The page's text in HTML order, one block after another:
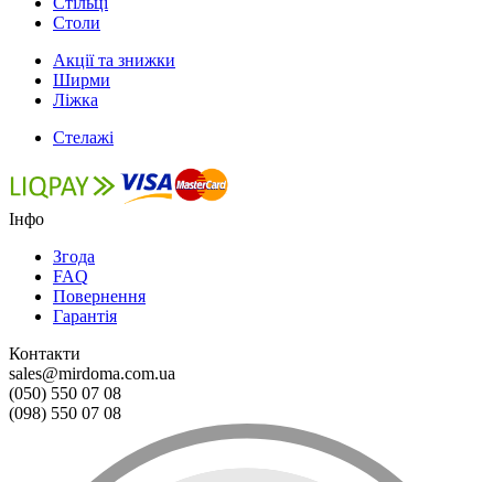
Столи
Акції та знижки
Ширми
Ліжка
Стелажі
Інфо
Згода
FAQ
Повернення
Гарантія
Контакти
sales@mirdoma.com.ua
(050) 550 07 08
(098) 550 07 08